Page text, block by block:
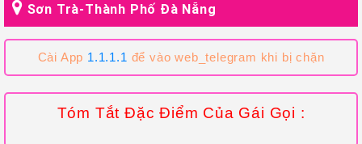
Sơn Trà-Thành Phố Đà Nẵng
Cài App 1.1.1.1 để vào web_telegram khi bị chặn
Tóm Tắt Đặc Điểm Của Gái Gọi :